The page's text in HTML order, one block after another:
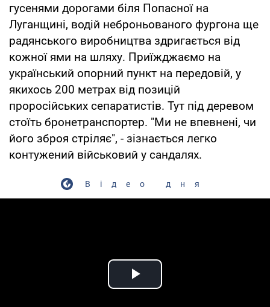
гусенями дорогами біля Попасної на
Луганщині, водій неброньованого фургона ще
радянського виробництва здригається від
кожної ями на шляху. Приїжджаємо на
український опорний пункт на передовій, у
якихось 200 метрах від позицій
проросійських сепаратистів. Тут під деревом
стоїть бронетранспортер. "Ми не впевнені, чи
його зброя стріляє", - зізнається легко
контужений військовий у сандалях.
Відео дня
Play Video